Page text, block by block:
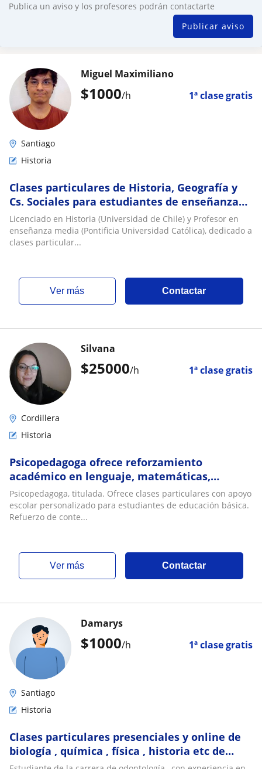
Publica un aviso y los profesores podrán contactarte
Publicar aviso
$1000/h 1ª clase gratis
Miguel Maximiliano
Santiago
Historia
Clases particulares de Historia, Geografía y
Cs. Sociales para estudiantes de enseñanza
media
Licenciado en Historia (Universidad de Chile) y Profesor en
enseñanza media (Pontificia Universidad Católica), dedicado a
clases particular...
ver más Contactar
$25000/h 1ª clase gratis
Silvana
Cordillera
Historia
Psicopedagoga ofrece reforzamiento
académico en lenguaje, matemáticas,
ciencias naturales e historia y geografía
Psicopedagoga, titulada. Ofrece clases particulares con apoyo
escolar personalizado para estudiantes de educación básica.
Refuerzo de conte...
ver más Contactar
$1000/h 1ª clase gratis
Damarys
Santiago
Historia
Clases particulares presenciales y online de
biología , química , física , historia etc de
enseñanza básica